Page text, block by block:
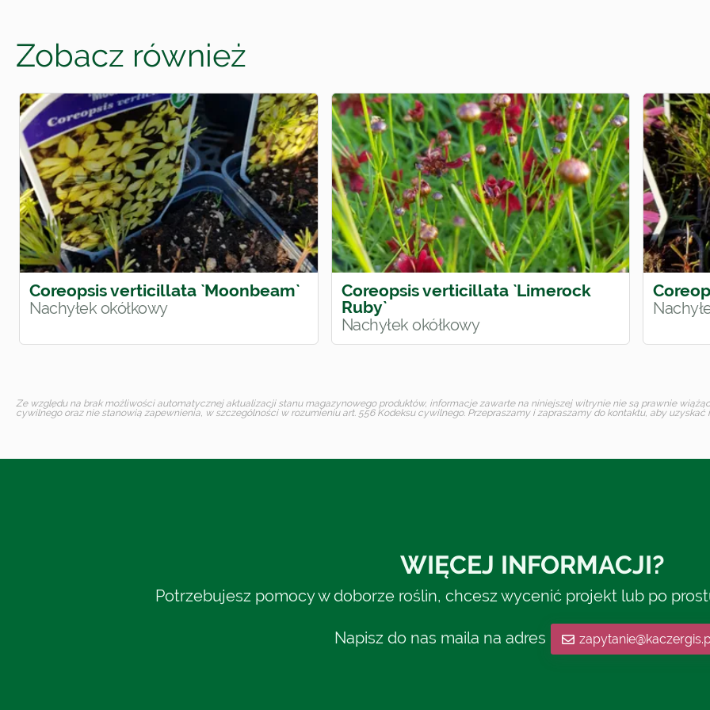
Zobacz również
Coreopsis verticillata `Moonbeam`
Nachyłek okółkowy
Coreopsis verticillata `Limerock
Ruby`
Nachyłek okółkowy
Ze względu na brak możliwości automatycznej aktualizacji stanu magazynowego produktów, informacje zawarte na niniejszej witrynie nie są prawnie
cywilnego oraz nie stanowią zapewnienia, w szczególności w rozumieniu art. 556 Kodeksu cywilnego. Przepraszamy i zapraszamy do kontaktu, aby
WIĘCEJ INFORMACJI?
Potrzebujesz pomocy w doborze roślin, chcesz wycenić projekt lub po
Napisz do nas maila na adres